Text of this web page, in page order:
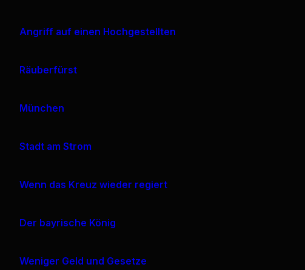
Angriff auf einen Hochgestellten
Räuberfürst
München
Stadt am Strom
Wenn das Kreuz wieder regiert
Der bayrische König
Weniger Geld und Gesetze